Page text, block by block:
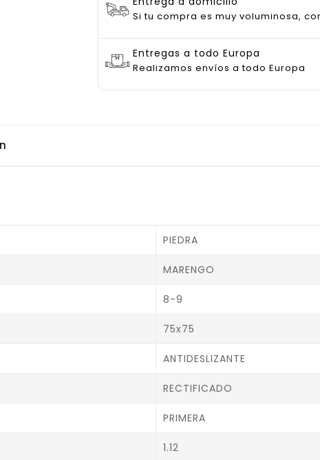
Si tu compra es muy voluminosa,
Entregas a todo Europa
Realizamos envíos a todo Europa
PIEDRA
MARENGO
8-9
75x75
ANTIDESLIZANTE
RECTIFICADO
PRIMERA
1.12